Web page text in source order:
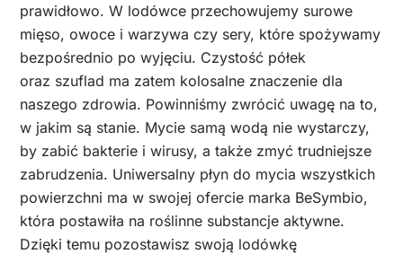
prawidłowo. W lodówce przechowujemy surowe
mięso, owoce i warzywa czy sery, które spożywamy
bezpośrednio po wyjęciu. Czystość półek
oraz szuflad ma zatem kolosalne znaczenie dla
naszego zdrowia. Powinniśmy zwrócić uwagę na to,
w jakim są stanie. Mycie samą wodą nie wystarczy,
by zabić bakterie i wirusy, a także zmyć trudniejsze
zabrudzenia. Uniwersalny płyn do mycia wszystkich
powierzchni ma w swojej ofercie marka BeSymbio,
która postawiła na roślinne substancje aktywne.
Dzięki temu pozostawisz swoją lodówkę